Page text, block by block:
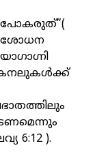
പോകരുത്”(
6:12 ).